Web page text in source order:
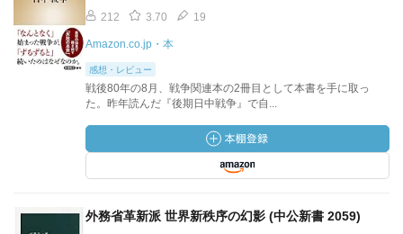
212 3.70 19
Amazon.co.jp・本
感想・レビュー
戦後80年の8月、戦争関連本の2冊目として本書を手に取っ
た。昨年読んだ『後期日中戦争』で自...
外務省革新派 世界新秩序の幻影 (中公新書 2059)